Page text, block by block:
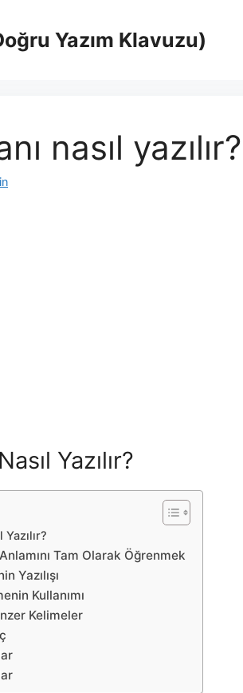
Yazım Klavuzu)
nasıl yazılır?
Yazılır?
Yazılır?
Tam Olarak Öğrenmek
Yazılışı
Kullanımı
Kelimeler